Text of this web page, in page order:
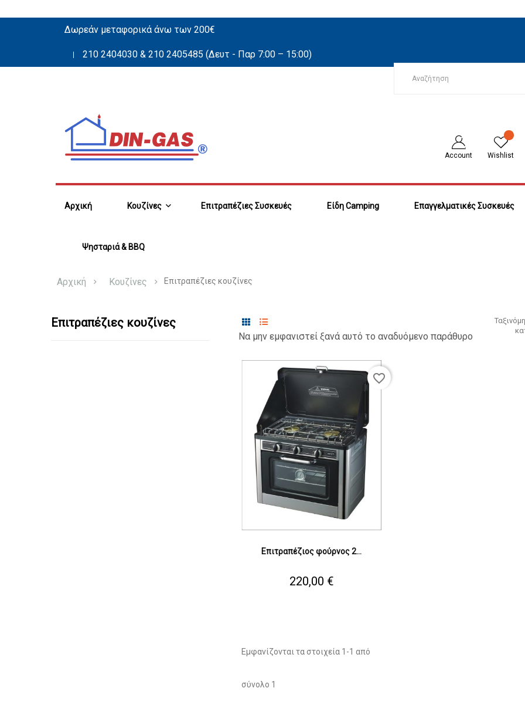
Δωρεάν μεταφορικά άνω των 200€
210 2404030 & 210 2405485 (Δευτ - Παρ 7:00 – 15:00)
Account Wishlist
Αρχική Κουζίνες Επιτραπέζιες Συσκευές Είδη Camping Επαγγελματικές Συσκευές
Ψησταριά & BBQ
Αρχική Κουζίνες Επιτραπέζιες κουζίνες
Επιτραπέζιες κουζίνες
Να μην εμφανιστεί ξανά αυτό το αναδυόμενο παράθυρο
Επιτραπέζιος φούρνος 2...
Τιμή
220,00 €
favorite_border
Εμφανίζονται τα στοιχεία 1-1 από
σύνολο 1